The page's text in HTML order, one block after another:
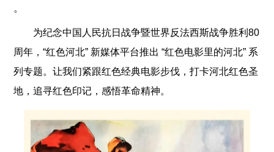
。
为纪念中国人民抗日战争暨世界反法西斯战争胜利80
周年，“红色河北” 新媒体平台推出 “红色电影里的河北” 系
列专题。让我们紧跟红色经典电影步伐，打卡河北红色圣
地，追寻红色印记，感悟革命精神。